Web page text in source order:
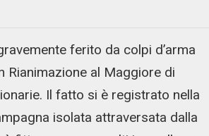
ferito da colpi d’arma
Rianimazione al Maggiore di
Il fatto si è registrato nella
isolata attraversata dalla